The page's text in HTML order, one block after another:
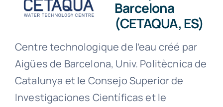
Barcelona
(CETAQUA, ES)
Centre technologique de l’eau créé par
Aigües de Barcelona, Univ. Politècnica de
Catalunya et le Consejo Superior de
Investigaciones Científicas et le